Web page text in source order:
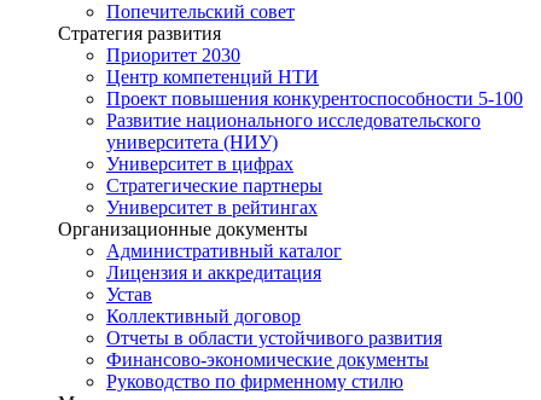
Попечительский совет
Стратегия развития
Приоритет 2030
Центр компетенций НТИ
Проект повышения конкурентоспособности 5-100
Развитие национального исследовательского
университета (НИУ)
Университет в цифрах
Стратегические партнеры
Университет в рейтингах
Организационные документы
Административный каталог
Лицензия и аккредитация
Устав
Коллективный договор
Отчеты в области устойчивого развития
Финансово-экономические документы
Руководство по фирменному стилю